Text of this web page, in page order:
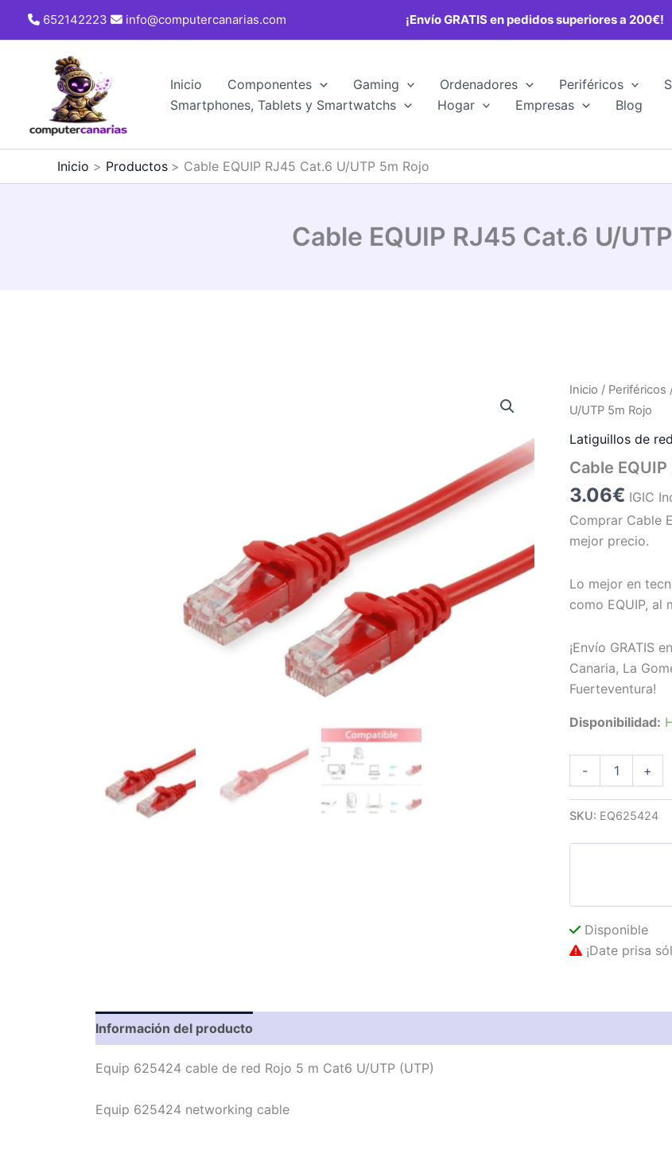
652142223 info@computercanarias.com ¡Envío GRATIS en pedidos superiores a 200€!
Inicio Componentes Gaming Ordenadores Periféricos
Smartphones, Tablets y Smartwatchs
Hogar Empresas Blog
Inicio Productos Cable EQUIP RJ45 Cat.6 U/UTP 5m Rojo
Cable EQUIP RJ45 Cat.6 U/
Inicio / Periféricos
U/UTP 5m Rojo
Latiguillos de red
Cable
3.06€ IGIC
Comprar Cable
mejor precio.
Lo mejor en
como EQUIP, al
¡Envío GRATIS
Canaria, La
Fuerteventura!
Disponibilidad:
-
Cat.6
5m
+
SKU: EQ625424
Disponible
¡Date prisa
Información del producto
Equip 625424 cable de red Rojo 5 m Cat6 U/UTP (UTP)
Equip 625424 networking cable